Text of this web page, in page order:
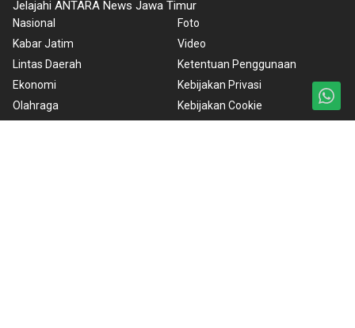
Jelajahi ANTARA News Jawa Timur
Nasional
Kabar Jatim
Lintas Daerah
Ekonomi
Olahraga
Foto
Video
Ketentuan Penggunaan
Kebijakan Privasi
Kebijakan Cookie